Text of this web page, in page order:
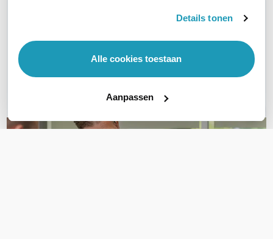
Details tonen
Alle cookies toestaan
Aanpassen
Bel ons